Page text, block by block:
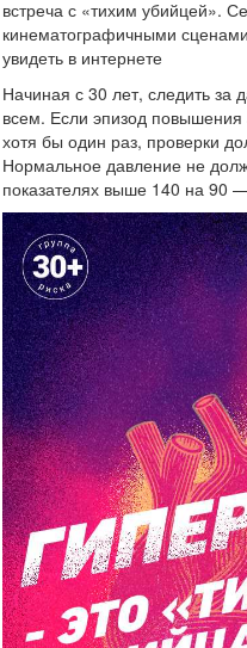
встреча с «тихим убийцей».
кинематографичными
увидеть в интернете
Начиная с 30 лет, следить
всем. Если эпизод повышения
хотя бы один раз, проверки
Нормальное давление не
показателях выше 140 на 90